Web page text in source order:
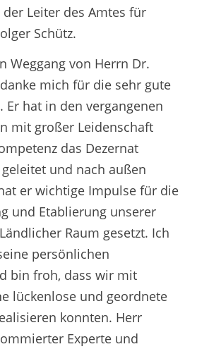
Leiter des Amtes für
Schütz.
Weggang von Herrn Dr.
mich für die sehr gute
Er hat in den vergangenen
mit großer Leidenschaft
das Dezernat
und nach außen
er wichtige Impulse für die
und Etablierung unserer
Raum gesetzt. Ich
persönlichen
bin froh, dass wir mit
lückenlose und geordnete
konnten. Herr
Experte und